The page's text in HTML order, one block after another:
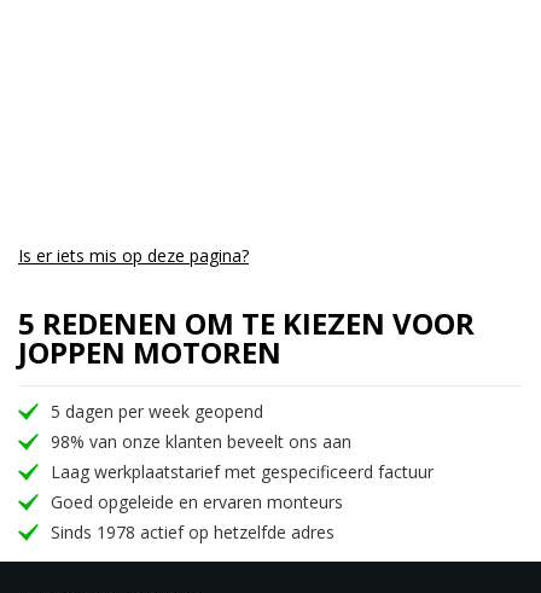
Is er iets mis op deze pagina?
5 REDENEN OM TE KIEZEN VOOR
JOPPEN MOTOREN
5 dagen per week geopend
98% van onze klanten beveelt ons aan
Laag werkplaatstarief met gespecificeerd factuur
Goed opgeleide en ervaren monteurs
Sinds 1978 actief op hetzelfde adres